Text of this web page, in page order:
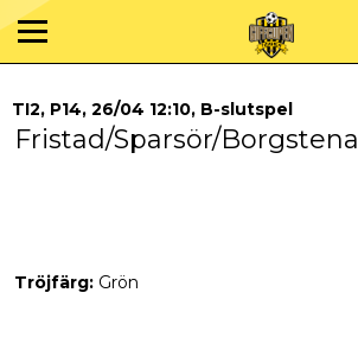
TI2, P14, 26/04 12:10, B-slutspel
Fristad/Sparsör/Borgstena
Tröjfärg: Grön